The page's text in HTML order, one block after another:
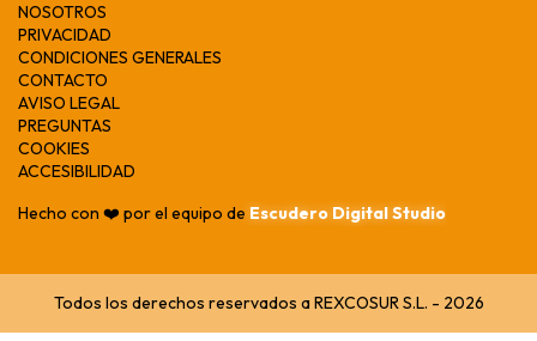
NOSOTROS
PRIVACIDAD
CONDICIONES GENERALES
CONTACTO
AVISO LEGAL
PREGUNTAS
COOKIES
ACCESIBILIDAD
Hecho con ❤️ por el equipo de Escudero Digital Studio
Todos los derechos reservados a REXCOSUR S.L. - 2026